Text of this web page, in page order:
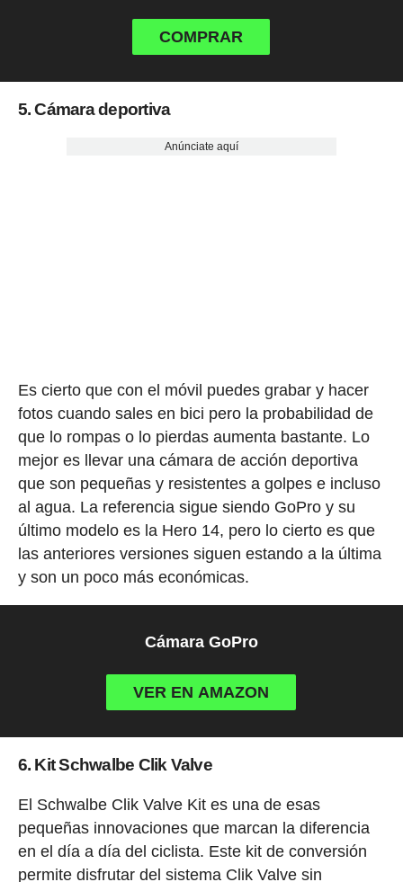
COMPRAR
5. Cámara deportiva
Anúnciate aquí
Es cierto que con el móvil puedes grabar y hacer
fotos cuando sales en bici pero la probabilidad de
que lo rompas o lo pierdas aumenta bastante. Lo
mejor es llevar una cámara de acción deportiva
que son pequeñas y resistentes a golpes e incluso
al agua. La referencia sigue siendo GoPro y su
último modelo es la Hero 14, pero lo cierto es que
las anteriores versiones siguen estando a la última
y son un poco más económicas.
Cámara GoPro
VER EN AMAZON
6. Kit Schwalbe Clik Valve
El Schwalbe Clik Valve Kit es una de esas
pequeñas innovaciones que marcan la diferencia
en el día a día del ciclista. Este kit de conversión
permite disfrutar del sistema Clik Valve sin